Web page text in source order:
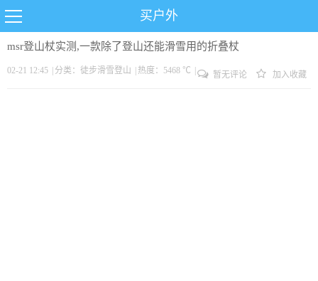
买户外
msr登山杖实测,一款除了登山还能滑雪用的折叠杖
02-21 12:45 分类： 徒步滑雪登山 热度：5468 ℃ 暂无评论 加入收藏